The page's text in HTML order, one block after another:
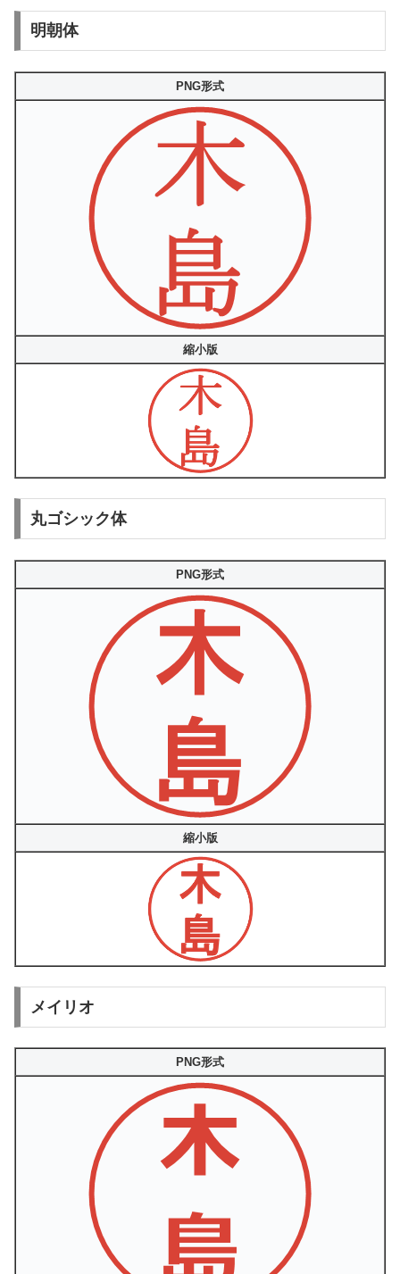
明朝体
PNG形式
縮小版
丸ゴシック体
PNG形式
縮小版
メイリオ
PNG形式